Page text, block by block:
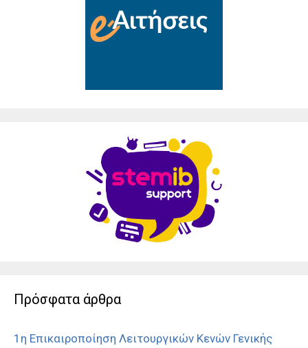
Πρόσφατα άρθρα
1η Επικαιροποίηση Λειτουργικών Κενών Γενικής